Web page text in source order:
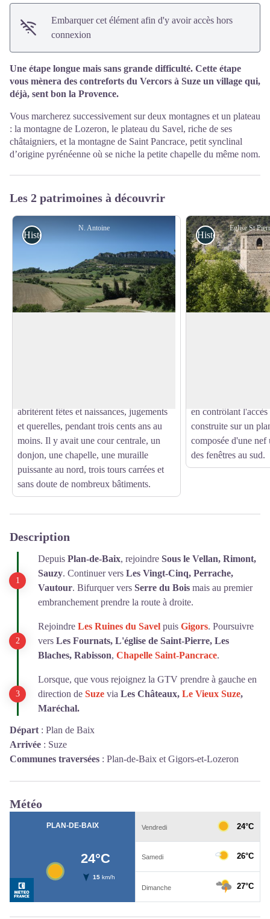
Embarquer cet élément afin d'y avoir accès hors
connexion
Une étape longue mais sans grande difficulté. Cette étape
vous mènera des contreforts du Vercors à Suze un village qui,
déjà, sent bon la Provence.
Vous marcherez successivement sur deux montagnes et un plateau
: la montagne de Lozeron, le plateau du Savel, riche de ses
châtaigniers, et la montagne de Saint Pancrace, petit synclinal
d’origine pyrénéenne où se niche la petite chapelle du même nom.
Les 2 patrimoines à découvrir
N. Antoine
Histoire et patrimoine
abritèrent fêtes et naissances, jugements
et querelles, pendant trois cents ans au
moins. Il y avait une cour centrale, un
donjon, une chapelle, une muraille
puissante au nord, trois tours carrées et
sans doute de nombreux bâtiments.
Eglise St
Histoire et
en contrôlant
construite sur un
composée d'une nef
des fenêtres au sud.
Description
Depuis Plan-de-Baix, rejoindre Sous le Vellan, Rimont,
Sauzy. Continuer vers Les Vingt-Cinq, Perrache,
Vautour. Bifurquer vers Serre du Bois mais au premier
embranchement prendre la route à droite.
Rejoindre Les Ruines du Savel puis Gigors. Poursuivre
vers Les Fournats, L'église de Saint-Pierre, Les
Blaches, Rabisson, Chapelle Saint-Pancrace.
Lorsque, que vous rejoignez la GTV prendre à gauche en
direction de Suze via Les Châteaux, Le Vieux Suze,
Maréchal.
Départ : Plan de Baix
Arrivée : Suze
Communes traversées : Plan-de-Baix et Gigors-et-Lozeron
Météo